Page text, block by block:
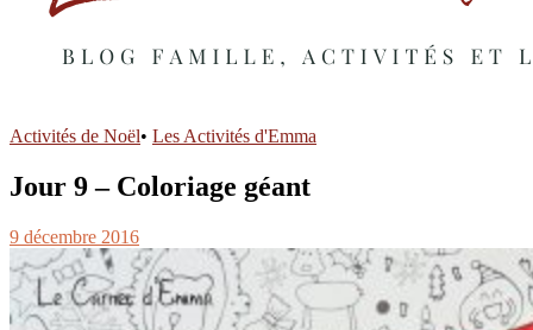
Activités de Noël• Les Activités d'Emma
Jour 9 – Coloriage géant
9 décembre 2016